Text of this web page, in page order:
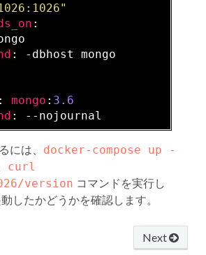
:
: -dbhost mongo
: mongo : 3.6
には、 docker-compose up -
curl
version コマンドを実行し
したかどうかを確認します。
Next